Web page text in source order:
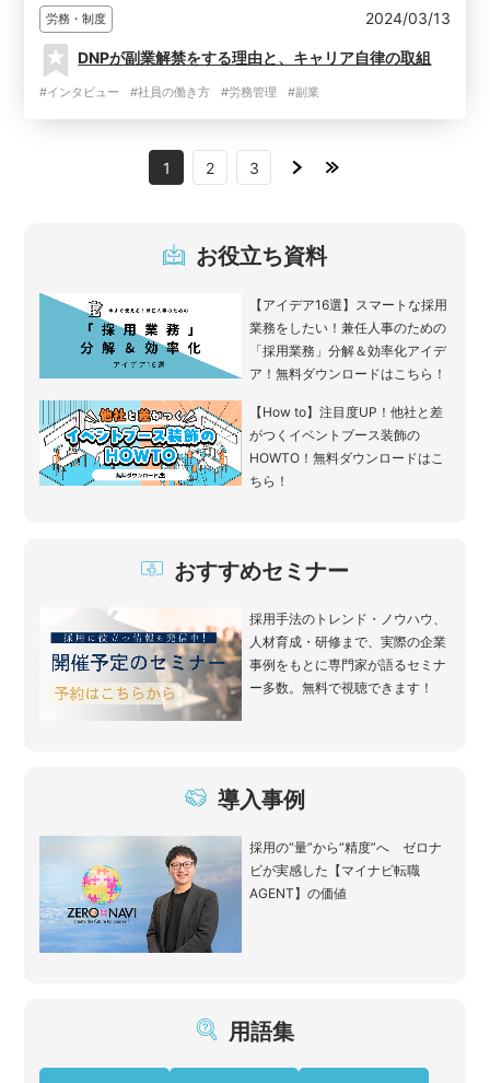
労務・制度 2024/03/13
DNPが副業解禁をする理由と、キャリア自律の取組
#インタビュー #社員の働き方 #労務管理 #副業
1 2 3
お役立ち資料
【アイデア16選】スマートな採用
業務をしたい！兼任人事のための
「採用業務」分解＆効率化アイデ
ア！無料ダウンロードはこちら！
【How to】注目度UP！他社と差
がつくイベントブース装飾の
HOWTO！無料ダウンロードはこ
ちら！
おすすめセミナー
採用手法のトレンド・ノウハウ、
人材育成・研修まで、実際の企業
事例をもとに専門家が語るセミナ
ー多数。無料で視聴できます！
導入事例
採用の“量”から“精度”へ ゼロナ
ビが実感した【マイナビ転職
AGENT】の価値
用語集